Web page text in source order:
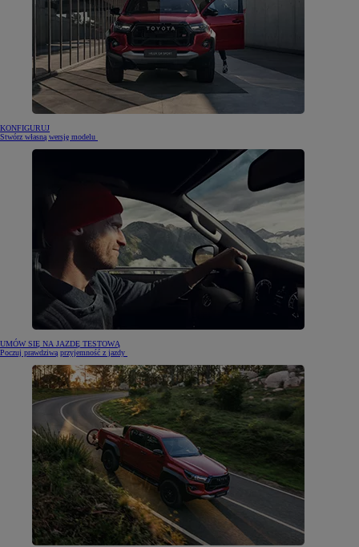
KONFIGURUJ
Stwórz własną wersję modelu
UMÓW SIĘ NA JAZDĘ TESTOWĄ
Poczuj prawdziwą przyjemność z jazdy